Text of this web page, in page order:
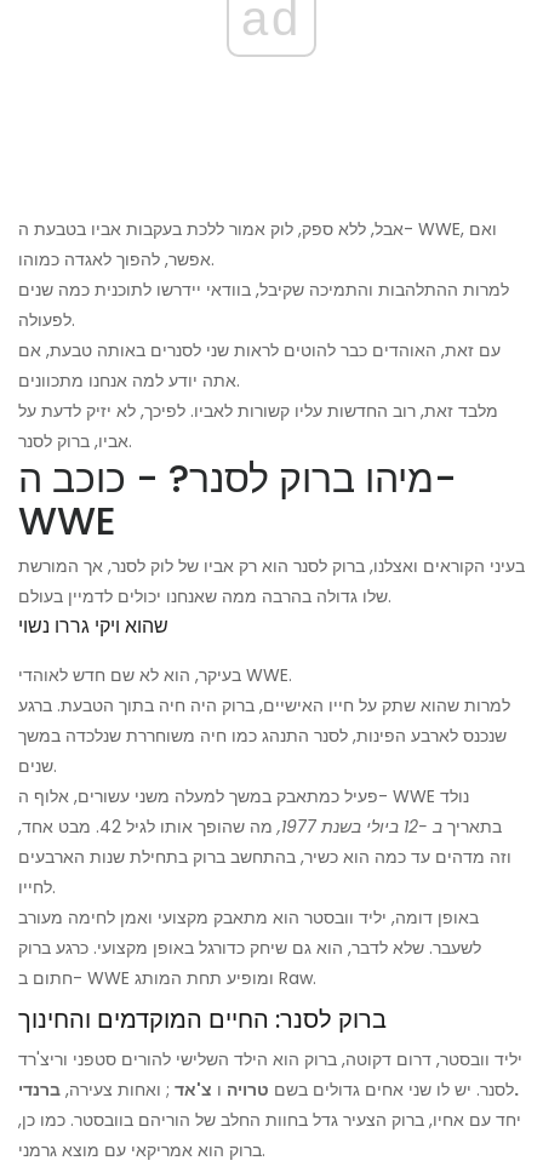
ad
אבל, ללא ספק, לוק אמור ללכת בעקבות אביו בטבעת ה- WWE, ואם
אפשר, להפוך לאגדה כמוהו.
למרות ההתלהבות והתמיכה שקיבל, בוודאי יידרשו לתוכנית כמה שנים
לפעולה.
עם זאת, האוהדים כבר להוטים לראות שני לסנרים באותה טבעת, אם
אתה יודע למה אנחנו מתכוונים.
מלבד זאת, רוב החדשות עליו קשורות לאביו. לפיכך, לא יזיק לדעת על
אביו, ברוק לסנר.
מיהו ברוק לסנר? - כוכב ה-
WWE
בעיני הקוראים ואצלנו, ברוק לסנר הוא רק אביו של לוק לסנר, אך המורשת
שלו גדולה בהרבה ממה שאנחנו יכולים לדמיין בעולם.
שהוא ויקי גררו נשוי
בעיקר, הוא לא שם חדש לאוהדי WWE.
למרות שהוא שתק על חייו האישיים, ברוק היה חיה בתוך הטבעת. ברגע
שנכנס לארבע הפינות, לסנר התנהג כמו חיה משוחררת שנלכדה במשך
שנים.
פעיל כמתאבק במשך למעלה משני עשורים, אלוף ה- WWE נולד
בתאריך ב -12 ביולי בשנת 1977,
מה שהופך אותו לגיל 42. מבט אחד,
וזה מדהים עד כמה הוא כשיר, בהתחשב ברוק בתחילת שנות הארבעים
לחייו.
באופן דומה, יליד וובסטר הוא מתאבק מקצועי ואמן לחימה מעורב
לשעבר. שלא לדבר, הוא גם שיחק כדורגל באופן מקצועי. כרגע ברוק
חתום ב- WWE ומופיע תחת המותג Raw.
ברוק לסנר: החיים המוקדמים והחינוך
יליד וובסטר, דרום דקוטה, ברוק הוא הילד השלישי להורים סטפני וריצ'רד
לסנר. יש לו שני אחים גדולים בשם טרויה ו צ'אד ; ואחות צעירה,
ברנדי.
יחד עם אחיו, ברוק הצעיר גדל בחוות החלב של הוריהם בוובסטר. כמו כן,
ברוק הוא אמריקאי עם מוצא גרמני.